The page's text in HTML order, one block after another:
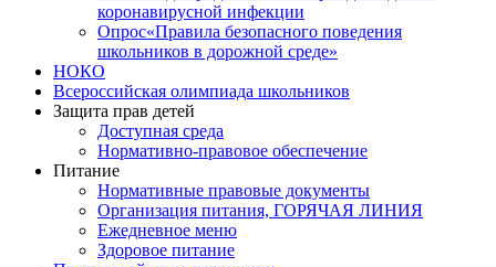
коронавирусной инфекции
Опрос«Правила безопасного поведения
школьников в дорожной среде»
НОКО
Всероссийская олимпиада школьников
Защита прав детей
Доступная среда
Нормативно-правовое обеспечение
Питание
Нормативные правовые документы
Организация питания, ГОРЯЧАЯ ЛИНИЯ
Ежедневное меню
Здоровое питание